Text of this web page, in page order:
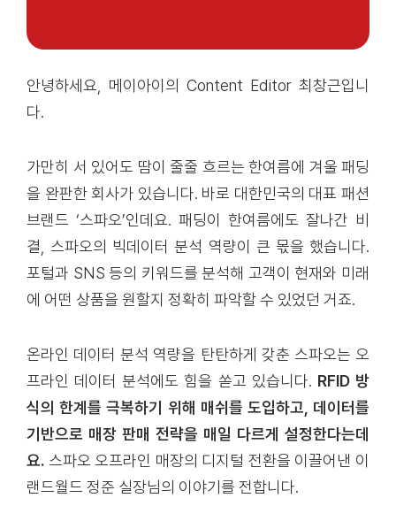
안녕하세요, 메이아이의 Content Editor 최창근입니
다.
가만히 서 있어도 땀이 줄줄 흐르는 한여름에 겨울 패딩
을 완판한 회사가 있습니다. 바로 대한민국의 대표 패션
브랜드 ‘스파오’인데요. 패딩이 한여름에도 잘나간 비
결, 스파오의 빅데이터 분석 역량이 큰 몫을 했습니다.
포털과 SNS 등의 키워드를 분석해 고객이 현재와 미래
에 어떤 상품을 원할지 정확히 파악할 수 있었던 거죠.
온라인 데이터 분석 역량을 탄탄하게 갖춘 스파오는 오
프라인 데이터 분석에도 힘을 쏟고 있습니다. RFID 방
식의 한계를 극복하기 위해 매쉬를 도입하고, 데이터를
기반으로 매장 판매 전략을 매일 다르게 설정한다는데
요. 스파오 오프라인 매장의 디지털 전환을 이끌어낸 이
랜드월드 정준 실장님의 이야기를 전합니다.